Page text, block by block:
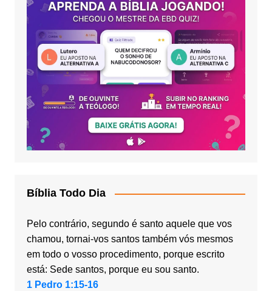
Bíblia Todo Dia
Pelo contrário, segundo é santo aquele que vos
chamou, tornai-vos santos também vós mesmos
em todo o vosso procedimento, porque escrito
está: Sede santos, porque eu sou santo.
1 Pedro 1:15-16